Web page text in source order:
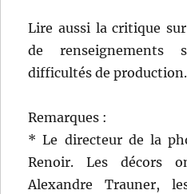
Lire aussi la critique
de renseignements
difficultés de
Remarques :
* Le directeur de la
Renoir. Les décors
Alexandre Trauner,